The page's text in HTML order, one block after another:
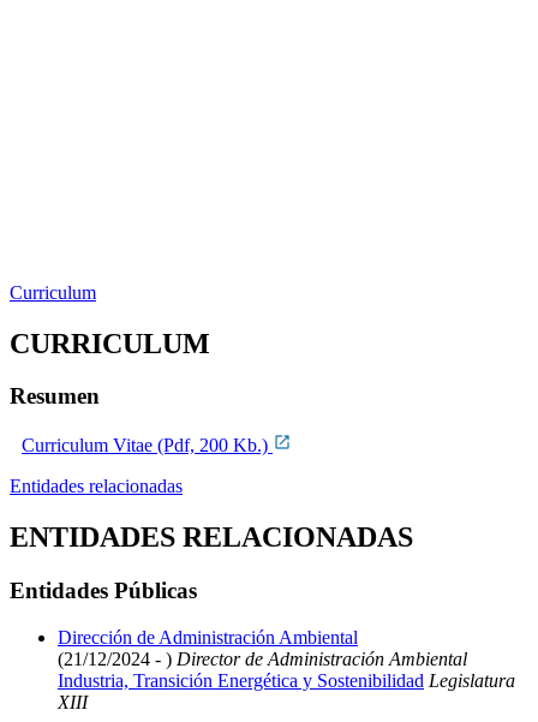
Curriculum
CURRICULUM
Resumen
Curriculum Vitae (Pdf, 200 Kb.)
Entidades relacionadas
ENTIDADES RELACIONADAS
Entidades Públicas
Dirección de Administración Ambiental
(21/12/2024 - ) Director de Administración Ambiental
Industria, Transición Energética y Sostenibilidad Legislatura
XIII